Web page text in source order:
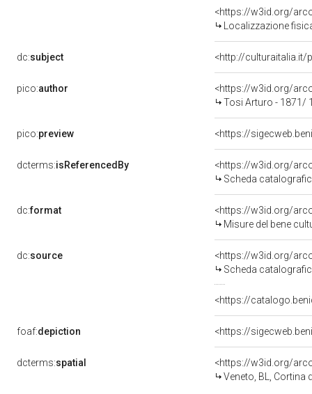
<https://w3id.org/
Localizzazione
dc:subject <http://culturaitalia.it/
pico:author
<https://w3id.org/
Tosi Arturo - 1871/
pico:preview <https://
dcterms:isReferencedBy
<https://w3id.org/
Scheda
dc:format
<https://w3id.org/
Misure del bene
dc:source
<https://w3id.org/
Scheda
<https://
foaf:depiction <https://
dcterms:spatial
<https://w3id.org/
Veneto, BL, Cortina